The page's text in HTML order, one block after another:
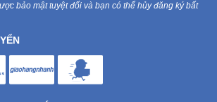
bảo mật tuyệt đối và bạn có thể hủy đăng ký bất